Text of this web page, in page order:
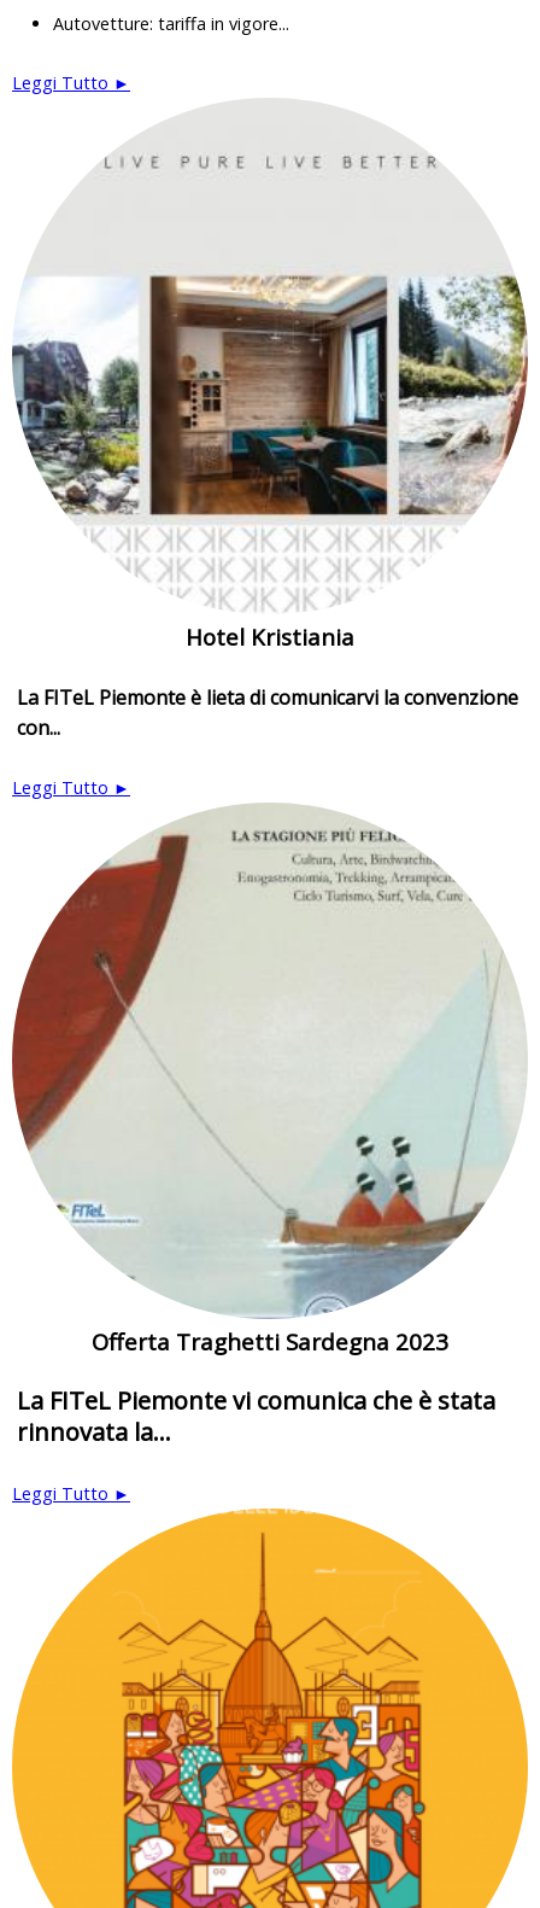
Autovetture: tariffa in vigore...
Leggi Tutto ►
Hotel Kristiania
La FITeL Piemonte è lieta di comunicarvi la convenzione
con...
Leggi Tutto ►
Offerta Traghetti Sardegna 2023
La FITeL Piemonte vi comunica che è stata
rinnovata la...
Leggi Tutto ►